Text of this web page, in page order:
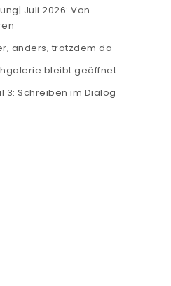
Juli 2026: Von
anders, trotzdem da
bleibt geöffnet
3: Schreiben im Dialog